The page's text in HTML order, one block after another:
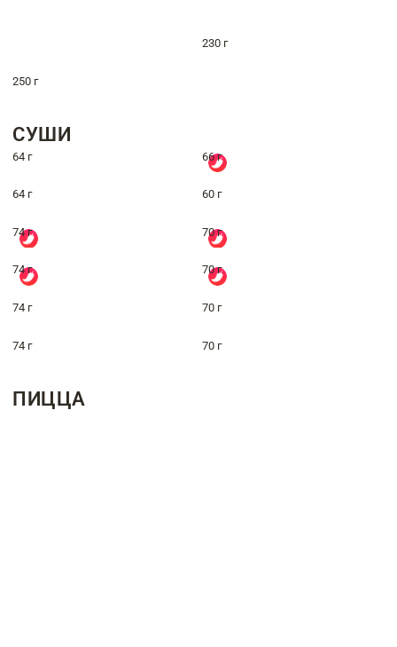
230 г
250 г
СУШИ
64 г 66 г
64 г 60 г
74 г 70 г
74 г 70 г
74 г 70 г
74 г 70 г
ПИЦЦА